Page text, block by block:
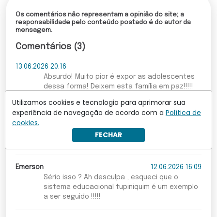
Os comentários não representam a opinião do site; a
responsabilidade pelo conteúdo postado é do autor da
mensagem.
Comentários (3)
13.06.2026 20:16
Absurdo! Muito pior é expor as adolescentes
dessa forma! Deixem esta família em paz!!!!!
Marian
12.06.2026 17:55
em casa sem fazer nada e receber uma bolsa
auxílio não é? rs
Emerson
12.06.2026 16:09
Sério isso ? Ah desculpa , esqueci que o
sistema educacional tupiniquim é um exemplo
a ser seguido !!!!!
Utilizamos cookies e tecnologia para aprimorar sua
experiência de navegação de acordo com a Política de
cookies.
FECHAR